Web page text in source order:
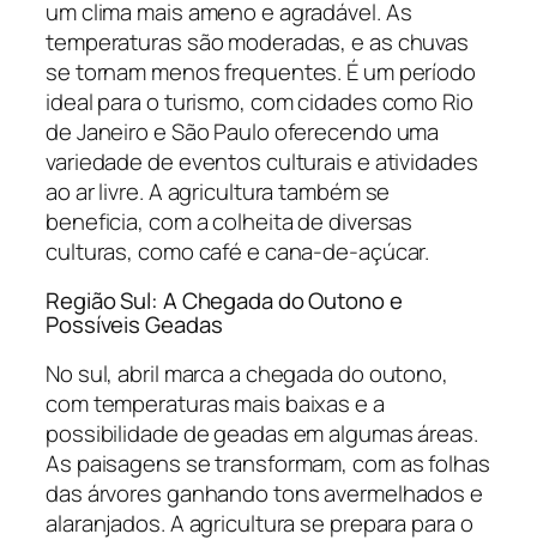
um clima mais ameno e agradável. As
temperaturas são moderadas, e as chuvas
se tornam menos frequentes. É um período
ideal para o turismo, com cidades como Rio
de Janeiro e São Paulo oferecendo uma
variedade de eventos culturais e atividades
ao ar livre. A agricultura também se
beneficia, com a colheita de diversas
culturas, como café e cana-de-açúcar.
Região Sul: A Chegada do Outono e
Possíveis Geadas
No sul, abril marca a chegada do outono,
com temperaturas mais baixas e a
possibilidade de geadas em algumas áreas.
As paisagens se transformam, com as folhas
das árvores ganhando tons avermelhados e
alaranjados. A agricultura se prepara para o